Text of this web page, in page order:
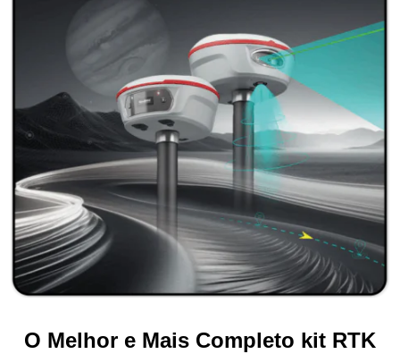
O Melhor e Mais Completo kit RTK